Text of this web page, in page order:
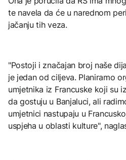
te navela da će u narednom
jačanju tih veza.
"Postoji i značajan broj naše
je jedan od ciljeva. Planiramo
umjetnika iz Francuske koji su
da gostuju u Banjaluci, ali
umjetnici nastupaju u
uspjeha u oblasti kulture",